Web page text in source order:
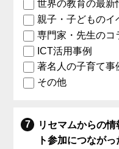
世界の教育の最新
親子・子どものイ
専門家・先生のコ
ICT活用事例
著名人の子育て事
その他
リセマムからの
ト参加につなが